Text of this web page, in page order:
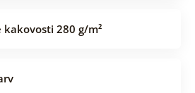
kakovosti 280 g/m²